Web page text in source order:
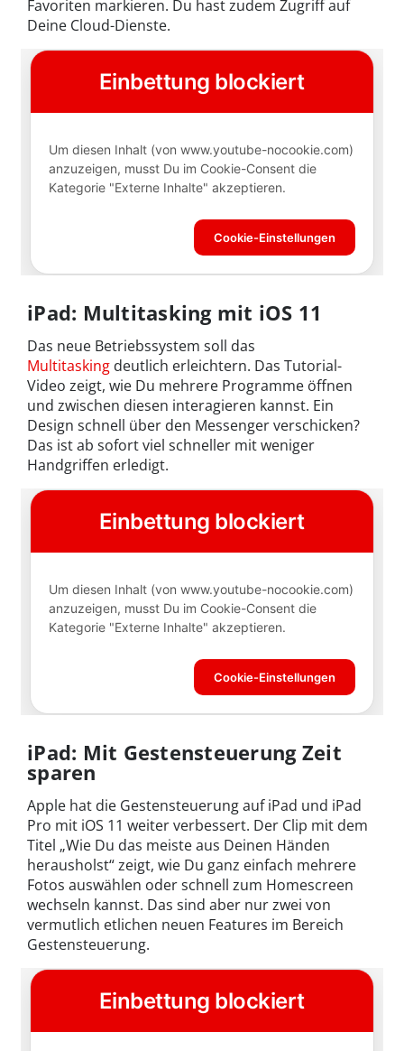
Favoriten markieren. Du hast zudem Zugriff auf
Deine Cloud-Dienste.
iPad: Multitasking mit iOS 11
Das neue Betriebssystem soll das
Multitasking deutlich erleichtern. Das Tutorial-
Video zeigt, wie Du mehrere Programme öffnen
und zwischen diesen interagieren kannst. Ein
Design schnell über den Messenger verschicken?
Das ist ab sofort viel schneller mit weniger
Handgriffen erledigt.
iPad: Mit Gestensteuerung Zeit
sparen
Apple hat die Gestensteuerung auf iPad und iPad
Pro mit iOS 11 weiter verbessert. Der Clip mit dem
Titel „Wie Du das meiste aus Deinen Händen
herausholst“ zeigt, wie Du ganz einfach mehrere
Fotos auswählen oder schnell zum Homescreen
wechseln kannst. Das sind aber nur zwei von
vermutlich etlichen neuen Features im Bereich
Gestensteuerung.